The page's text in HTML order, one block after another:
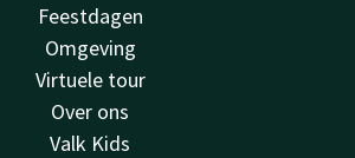
Feestdagen
Omgeving
Virtuele tour
Over ons
Valk Kids